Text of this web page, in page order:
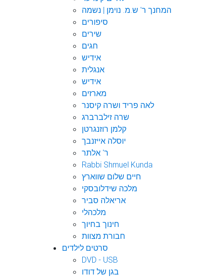
המחנך ר' ש.מ. נוימן | נשמה
סיפורים
שירים
חגים
אידיש
אנגלית
אידיש
מארזים
לאה פריד ושרה קיסנר
שרה זילברברג
קלמן רוזנגרטן
יוסלה אייזנבך
ר' אלתר
Rabbi Shmuel Kunda
חיים שלום שווארץ
מלכה שידלובסקי
אריאלה סביר
מלכהלי
חינוך בחיוך
חבורת מצוות
סרטים לילדים
DVD - USB
בגן של דודו